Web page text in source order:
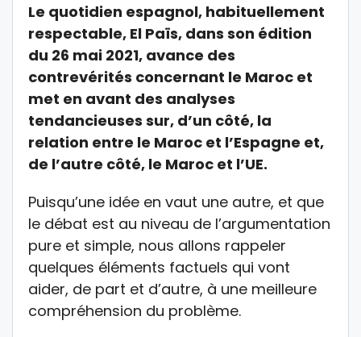
Le quotidien espagnol, habituellement
respectable, El Païs, dans son édition
du 26 mai 2021, avance des
contrevérités concernant le Maroc et
met en avant des analyses
tendancieuses sur, d’un côté, la
relation entre le Maroc et l’Espagne et,
de l’autre côté, le Maroc et l’UE.
Puisqu’une idée en vaut une autre, et que
le débat est au niveau de l’argumentation
pure et simple, nous allons rappeler
quelques éléments factuels qui vont
aider, de part et d’autre, à une meilleure
compréhension du problème.